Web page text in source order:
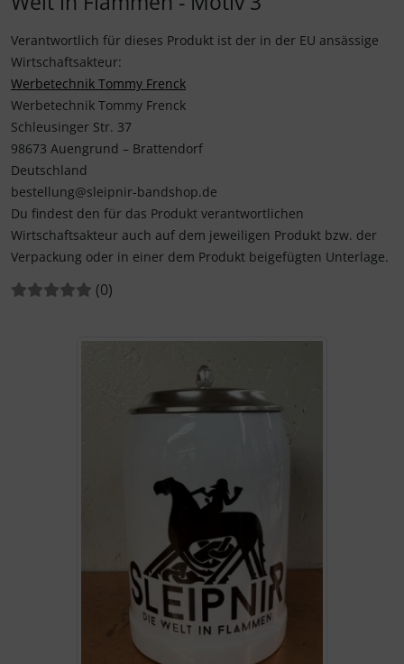
Verantwortlich für dieses Produkt ist der in der EU ansässige
Wirtschaftsakteur:
Werbetechnik Tommy Frenck
Werbetechnik Tommy Frenck
Schleusinger Str. 37
98673 Auengrund – Brattendorf
Deutschland
bestellung@sleipnir-bandshop.de
Du findest den für das Produkt verantwortlichen
Wirtschaftsakteur auch auf dem jeweiligen Produkt bzw. der
Verpackung oder in einer dem Produkt beigefügten Unterlage.
Bewertungen:
(0Bewertungen
)
Wenn mehr als ein Produktbild existiert, können Sie die